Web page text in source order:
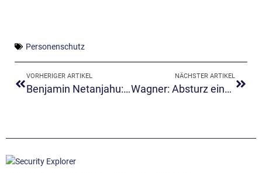
Personenschutz
VORHERIGER ARTIKEL
Benjamin Netanjahu: „Wir sind im Krieg.“
NÄCHSTER ARTIKEL
Wagner: Absturz einer Söldnertruppe